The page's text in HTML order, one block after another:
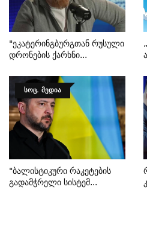
"ეკატერინგბურგთან Რუსული
Დრონების Ქარხნი...
ᲡᲝᲪ. ᲛᲔᲓᲘᲐ
"ბალისტიკური Რაკეტების
Გადამჭრელი Სისტემ...